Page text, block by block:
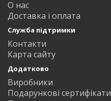
О нас
Доставка і оплата
Служба підтримки
Контакти
Карта сайту
Додатково
Виробники
Подарункові сертифікати